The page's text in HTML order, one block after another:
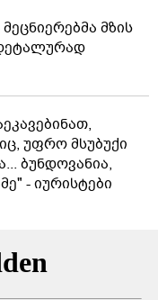
მზის
უფრო მსუბუქი
ბუნდოვანია,
- იურისტები